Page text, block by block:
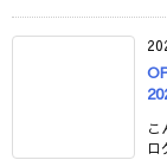
こ
ロ